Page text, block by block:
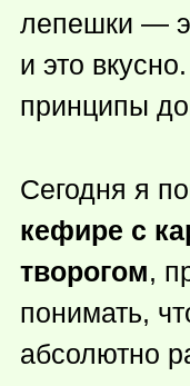
лепешки —
и это
принципы
Сегодня я
кефире с
творогом,
понимать,
абсолютно